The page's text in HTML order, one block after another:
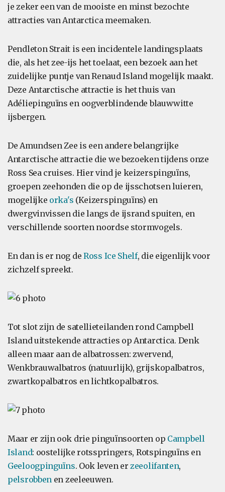
je zeker een van de mooiste en minst bezochte
attracties van Antarctica meemaken.
Pendleton Strait is een incidentele landingsplaats
die, als het zee-ijs het toelaat, een bezoek aan het
zuidelijke puntje van Renaud Island mogelijk maakt.
Deze Antarctische attractie is het thuis van
Adéliepinguïns en oogverblindende blauwwitte
ijsbergen.
De Amundsen Zee is een andere belangrijke
Antarctische attractie die we bezoeken tijdens onze
Ross Sea cruises. Hier vind je keizerspinguïns,
groepen zeehonden die op de ijsschotsen luieren,
mogelijke orka's (Keizerspinguïns) en
dwergvinvissen die langs de ijsrand spuiten, en
verschillende soorten noordse stormvogels.
En dan is er nog de Ross Ice Shelf, die eigenlijk voor
zichzelf spreekt.
Tot slot zijn de satellieteilanden rond Campbell
Island uitstekende attracties op Antarctica. Denk
alleen maar aan de albatrossen: zwervend,
Wenkbrauwalbatros (natuurlijk), grijskopalbatros,
zwartkopalbatros en lichtkopalbatros.
Maar er zijn ook drie pinguïnsoorten op Campbell
Island: oostelijke rotsspringers, Rotspinguïns en
Geeloogpinguïns. Ook leven er zeeolifanten,
pelsrobben en zeeleeuwen.